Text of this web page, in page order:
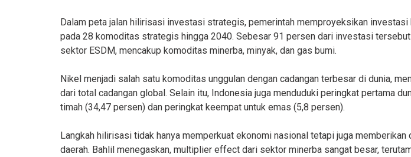
Dalam peta jalan hilirisasi investasi strategis, pemerintah memproyeksikan investasi
pada 28 komoditas strategis hingga 2040. Sebesar 91 persen dari investasi
sektor ESDM, mencakup komoditas minerba, minyak, dan gas bumi.
Nikel menjadi salah satu komoditas unggulan dengan cadangan terbesar di dunia,
dari total cadangan global. Selain itu, Indonesia juga menduduki peringkat pertama
timah (34,47 persen) dan peringkat keempat untuk emas (5,8 persen).
Langkah hilirisasi tidak hanya memperkuat ekonomi nasional tetapi juga
daerah. Bahlil menegaskan, multiplier effect dari sektor minerba sangat besar,